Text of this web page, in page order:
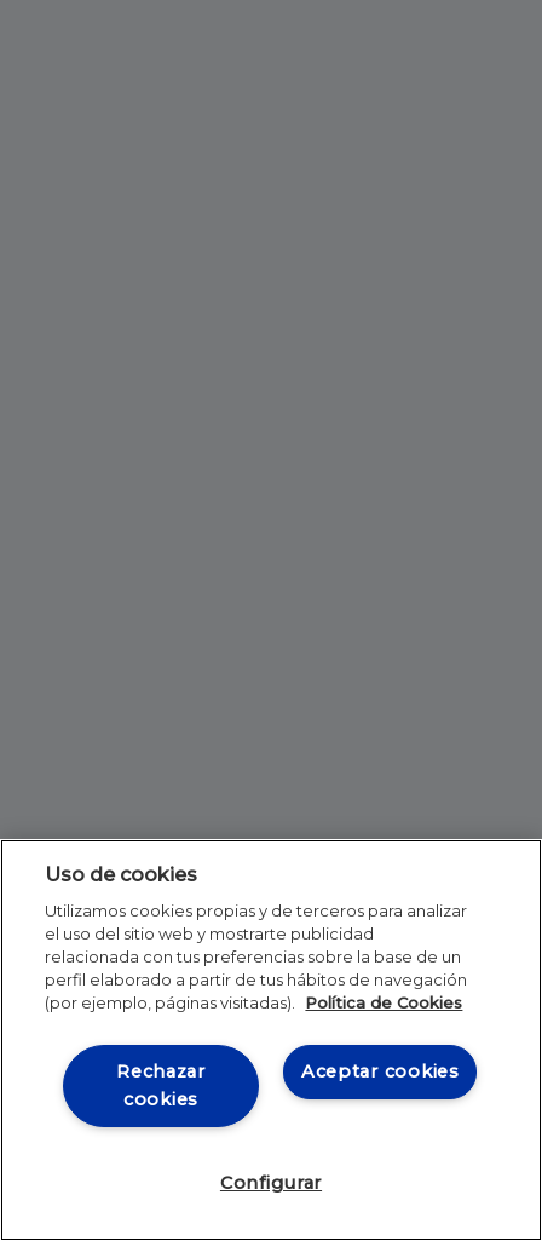
Uso de cookies
Utilizamos cookies propias y de terceros para analizar
el uso del sitio web y mostrarte publicidad
relacionada con tus preferencias sobre la base de un
perfil elaborado a partir de tus hábitos de navegación
(por ejemplo, páginas visitadas).
Política de Cookies
Aceptar cookies
Rechazar
cookies
Configurar